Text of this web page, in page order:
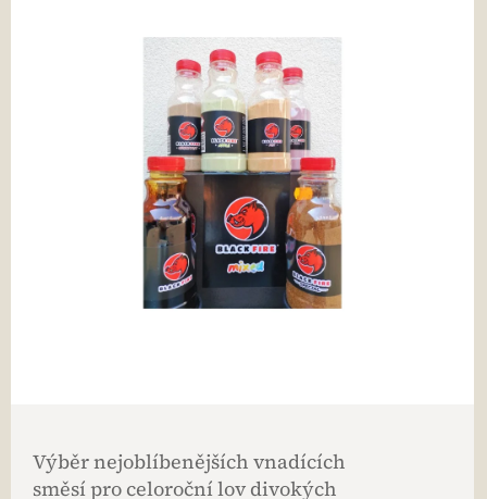
Výběr nejoblíbenějších vnadících
směsí pro celoroční lov divokých